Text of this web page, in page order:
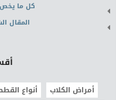
كل ما
المقال
أمراض الكلاب أنواع